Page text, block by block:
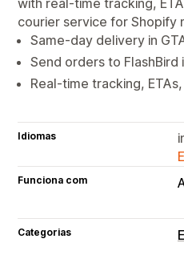
courier service for Shopify
Same-day delivery in
Send orders to
Real-time tracking,
Idiomas
Funciona com
Categorias